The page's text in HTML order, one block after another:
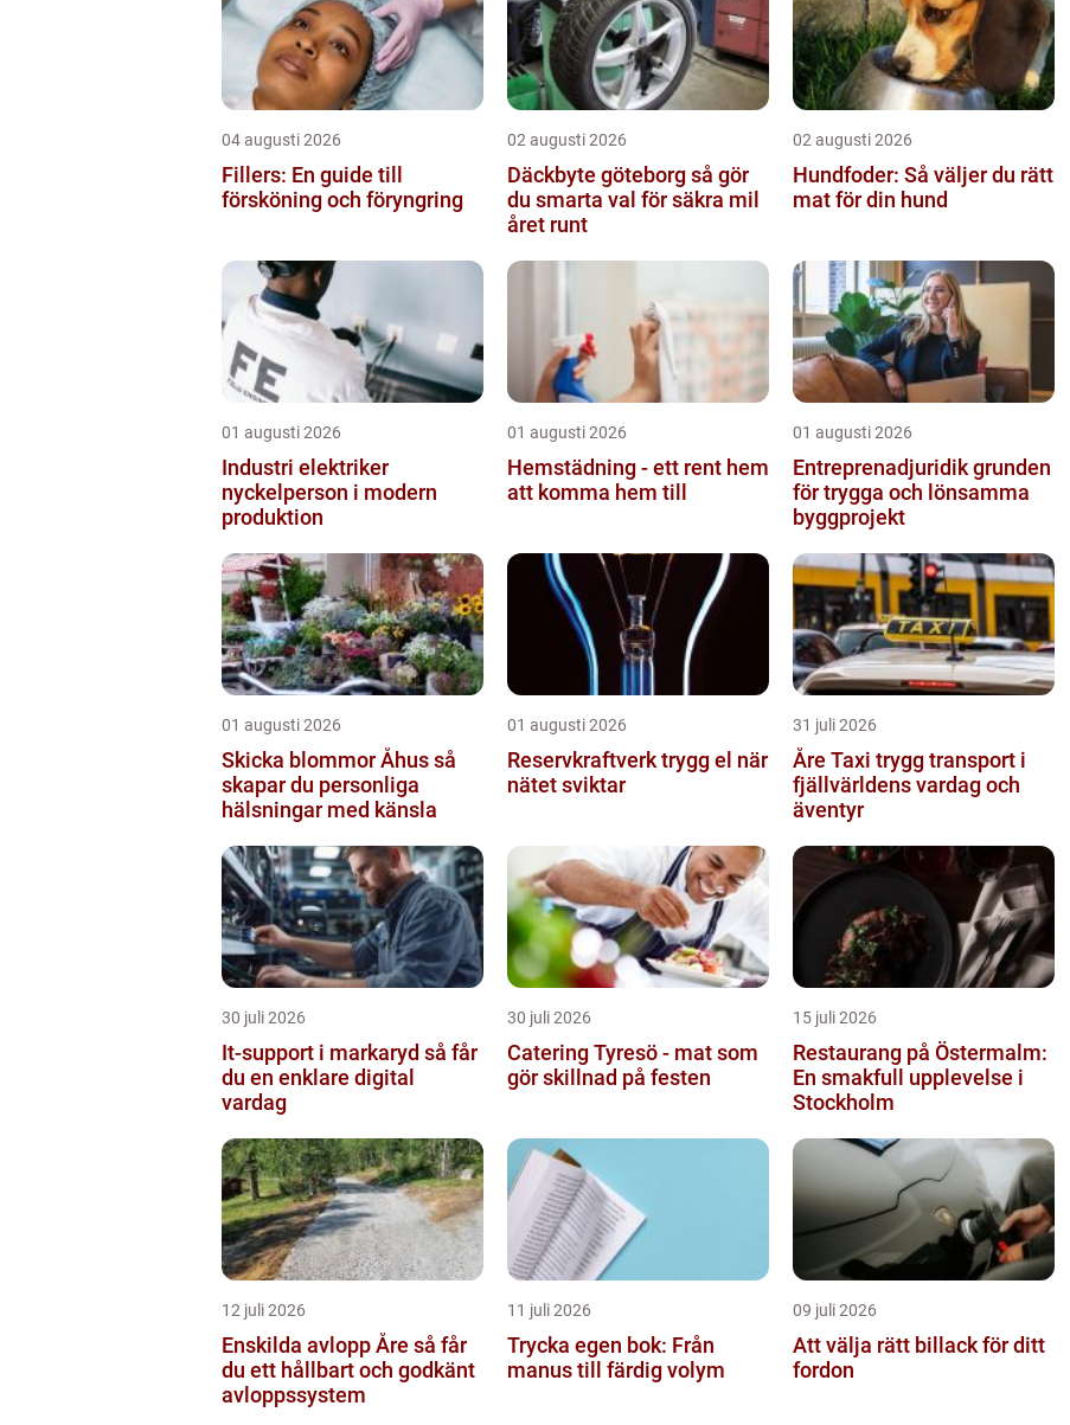
04 augusti 2026
Fillers: En guide till
försköning och föryngring
02 augusti 2026
Däckbyte göteborg så gör
du smarta val för säkra mil
året runt
02 augusti 2026
Hundfoder: Så väljer du rätt
mat för din hund
01 augusti 2026
Industri elektriker
nyckelperson i modern
produktion
01 augusti 2026
Hemstädning - ett rent hem
att komma hem till
01 augusti 2026
Entreprenadjuridik grunden
för trygga och lönsamma
byggprojekt
01 augusti 2026
Skicka blommor Åhus så
skapar du personliga
hälsningar med känsla
01 augusti 2026
Reservkraftverk trygg el när
nätet sviktar
31 juli 2026
Åre Taxi trygg transport i
fjällvärldens vardag och
äventyr
30 juli 2026
It-support i markaryd så får
du en enklare digital
vardag
30 juli 2026
Catering Tyresö - mat som
gör skillnad på festen
15 juli 2026
Restaurang på Östermalm:
En smakfull upplevelse i
Stockholm
12 juli 2026
Enskilda avlopp Åre så får
du ett hållbart och godkänt
avloppssystem
11 juli 2026
Trycka egen bok: Från
manus till färdig volym
09 juli 2026
Att välja rätt billack för ditt
fordon